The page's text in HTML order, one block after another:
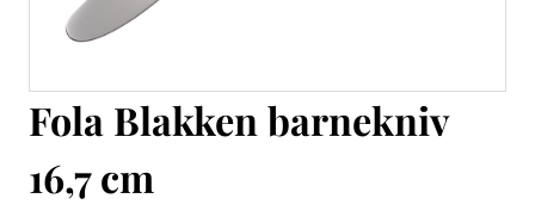
Fola Blakken barnekniv
16,7 cm